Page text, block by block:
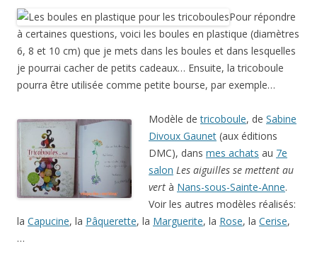
Pour répondre
à certaines questions, voici les boules en plastique (diamètres
6, 8 et 10 cm) que je mets dans les boules et dans lesquelles
je pourrai cacher de petits cadeaux… Ensuite, la tricoboule
pourra être utilisée comme petite bourse, par exemple…
Modèle detricoboule, de Sabine
Divoux Gaunet (aux éditions
DMC), dans mes achats au 7e
salon Les aiguilles se mettent au
vert à Nans-sous-Sainte-Anne.
Voir les autres modèles réalisés:
la Capucine, la Pâquerette, la Marguerite, la Rose, la Cerise,
…